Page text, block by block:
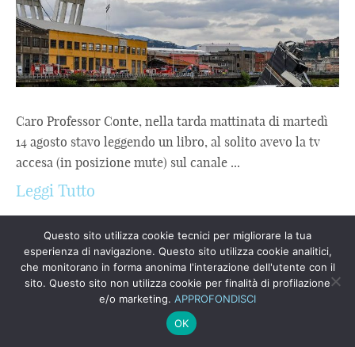
Caro Professor Conte, nella tarda mattinata di martedì
14 agosto stavo leggendo un libro, al solito avevo la tv
accesa (in posizione mute) sul canale ...
Leggi Tutto
UNA BALLATA PER DONALD E PER
JOE
Da quando è arrivato il Covid, e poi l’Ucraina, e poi la
transizione climatica (auto elettrica compresa), e poi il 7
ottobre (guerra Israele-Hamas compresa), ...
Questo sito utilizza cookie tecnici per migliorare la tua
esperienza di navigazione. Questo sito utilizza cookie analitici,
che monitorano in forma anonima l'interazione dell'utente con il
sito. Questo sito non utilizza cookie per finalità di profilazione
e/o marketing. APPROFONDISCI
OK